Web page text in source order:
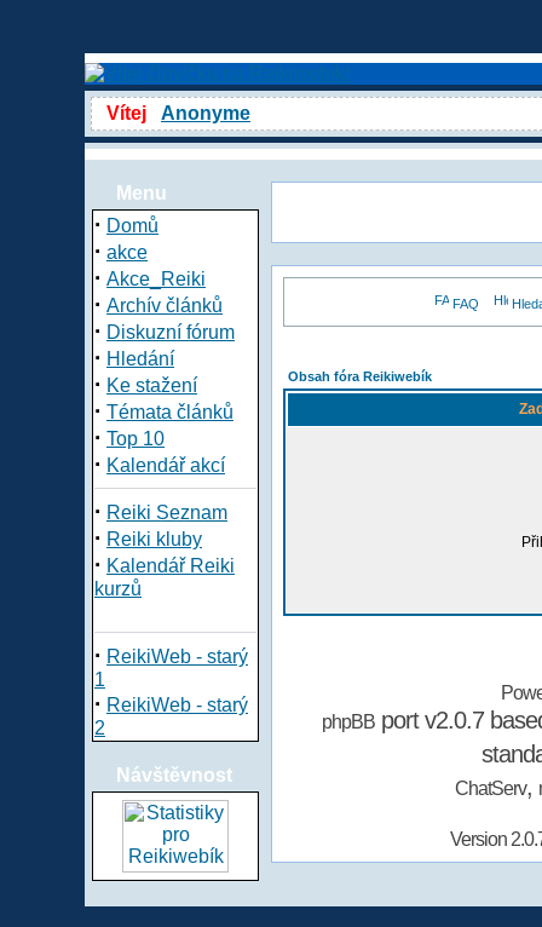
Vítej Anonyme
Menu
· Domů
· akce
· Akce_Reiki
· Archív článků
· Diskuzní fórum
· Hledání
· Ke stažení
· Témata článků
· Top 10
· Kalendář akcí
· Reiki Seznam
· Reiki kluby
· Kalendář Reiki
kurzů
· ReikiWeb - starý
1
· ReikiWeb - starý
2
Návštěvnost
FAQ
Obsah fóra Reikiwebík
phpBBport v2.0.7
ChatServ,
Version